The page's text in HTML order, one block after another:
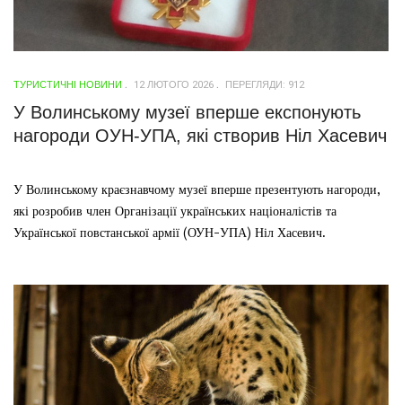
ТУРИСТИЧНІ НОВИНИ 12 ЛЮТОГО 2026 ПЕРЕГЛЯДИ: 912
У Волинському музеї вперше експонують
нагороди ОУН-УПА, які створив Ніл Хасевич
У Волинському краєзнавчому музеї вперше презентують нагороди,
які розробив член Організації українських націоналістів та
Української повстанської армії (ОУН-УПА) Ніл Хасевич.